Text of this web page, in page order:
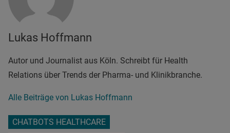
Lukas Hoffmann
Autor und Journalist aus Köln. Schreibt für Health
Relations über Trends der Pharma- und Klinikbranche.
Alle Beiträge von Lukas Hoffmann
CHATBOTS HEALTHCARE